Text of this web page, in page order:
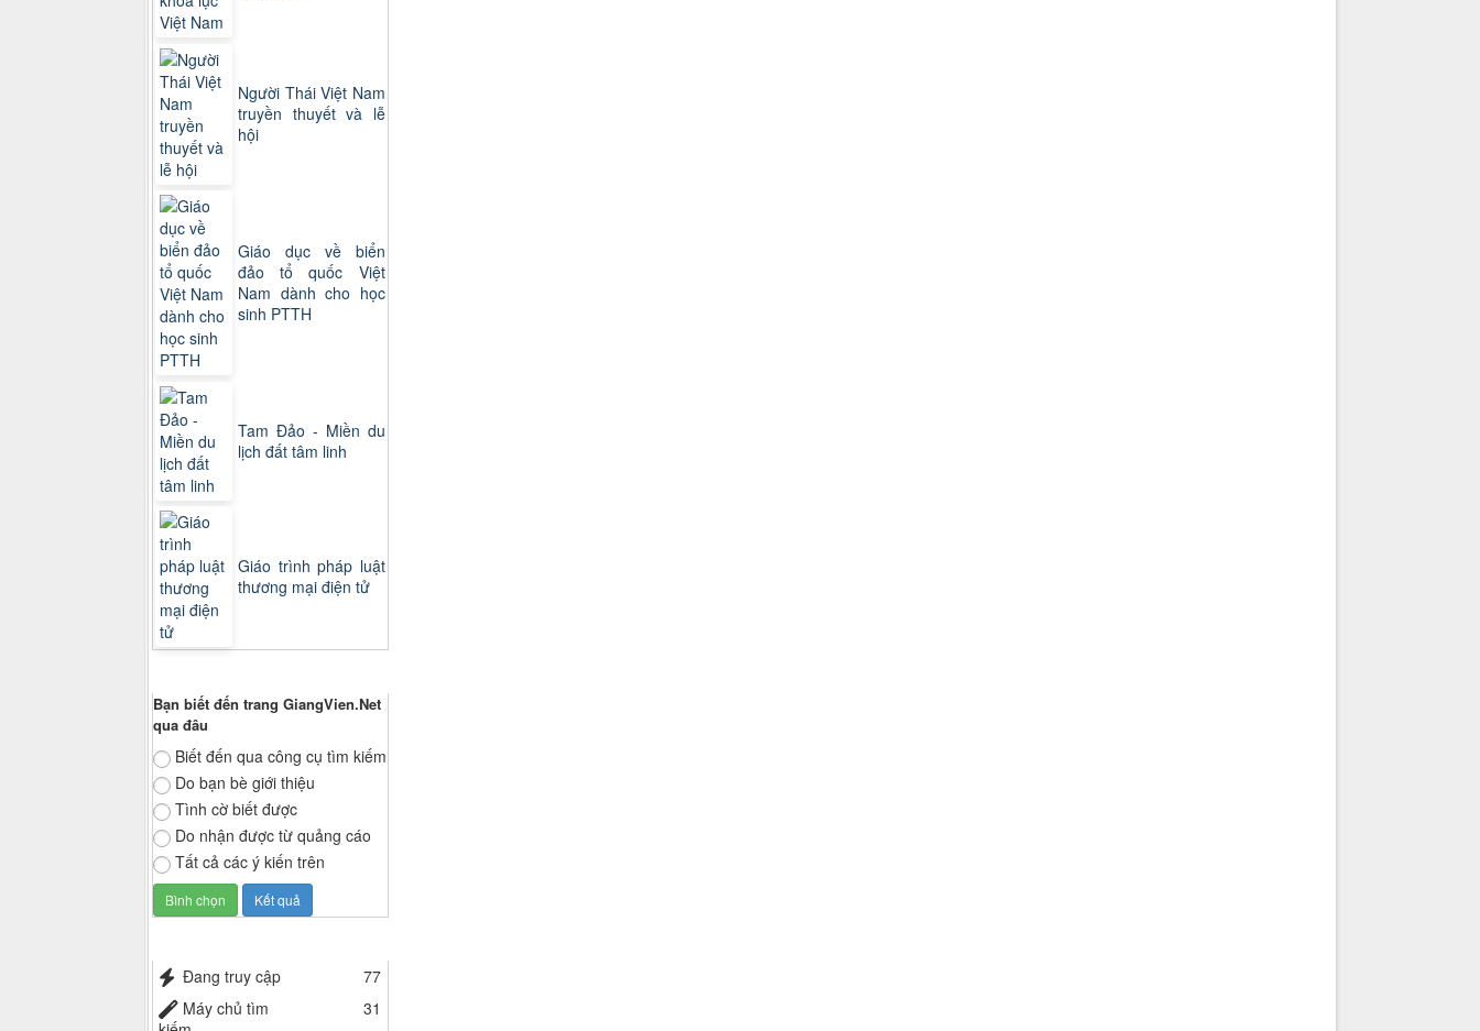
Người Thái Việt Nam
truyền thuyết và lễ
hội
Giáo dục về biển
đảo tổ quốc Việt
Nam dành cho học
sinh PTTH
Tam Đảo - Miền du
lịch đất tâm linh
Giáo trình pháp luật
thương mại điện tử
Bạn biết đến trang GiangVien.Net
qua đâu
Biết đến qua công cụ tìm kiếm
Do bạn bè giới thiệu
Tình cờ biết được
Do nhận được từ quảng cáo
Tất cả các ý kiến trên
Đang truy cập
77
Máy chủ tìm
31